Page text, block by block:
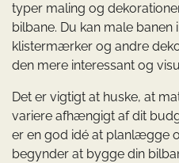
typer maling og
bilbane. Du kan male
klistermærker og andre
den mere interessant og
Det er vigtigt at huske, at
variere afhængigt af dit
er en god idé at planlægge
begynder at bygge din